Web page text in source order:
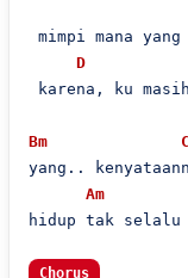
mimpi mana
D
karena, ku
Bm
C
yang..
Am
hidup tak selalu
Chorus